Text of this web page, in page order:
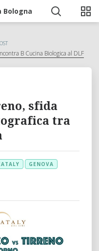
Bologna
B Cucina Biologica al DLF
sfida
tra
GENOVA